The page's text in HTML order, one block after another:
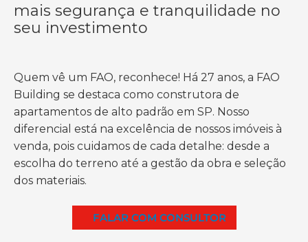
mais segurança e tranquilidade no
seu investimento
Quem vê um FAO, reconhece! Há 27 anos, a FAO
Building se destaca como construtora de
apartamentos de alto padrão em SP. Nosso
diferencial está na excelência de nossos imóveis à
venda, pois cuidamos de cada detalhe: desde a
escolha do terreno até a gestão da obra e seleção
dos materiais.
FALAR COM CONSULTOR